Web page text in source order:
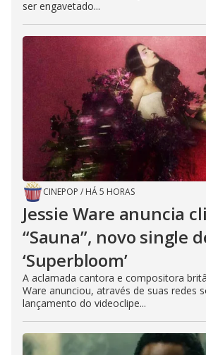
ser engavetado...
CINEPOP / HÁ 5 HORAS
Jessie Ware anuncia
“Sauna”, novo single
‘Superbloom’
A aclamada cantora e compositora
Ware anunciou, através de suas redes
lançamento do videoclipe...